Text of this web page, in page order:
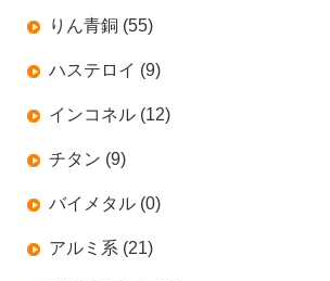
りん青銅 (55)
ハステロイ (9)
インコネル (12)
チタン (9)
バイメタル (0)
アルミ系 (21)